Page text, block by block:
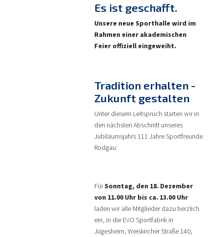
Es ist geschafft.
Unsere neue Sporthalle wird im
Rahmen einer akademischen
Feier offiziell eingeweiht.
Tradition erhalten -
Zukunft gestalten
Unter diesem Leitspruch starten wir in
den nächsten Abschnitt unseres
Jubiläumsjahrs 111 Jahre Sportfreunde
Rodgau:
FürSonntag, den 18. Dezember
von 11.00 Uhr bis ca. 13.00 Uhr
laden wir alle Mitglieder dazu herzlich
ein, in die EVO Sportfabrik in
Jügesheim, Weiskircher Straße 140,